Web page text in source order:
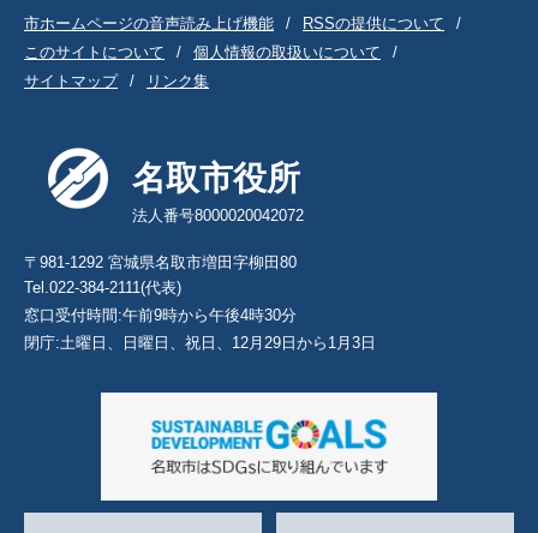
市ホームページの音声読み上げ機能
RSSの提供について
このサイトについて
個人情報の取扱いについて
サイトマップ
リンク集
名取市役所
法人番号8000020042072
〒981-1292 宮城県名取市増田字柳田80
Tel.022-384-2111(代表)
窓口受付時間:午前9時から午後4時30分
閉庁:土曜日、日曜日、祝日、12月29日から1月3日